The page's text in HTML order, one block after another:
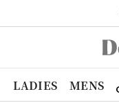
LADIES MENS